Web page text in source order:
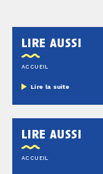
lire aussi
ACCUEIL
Lire la suite
lire aussi
ACCUEIL